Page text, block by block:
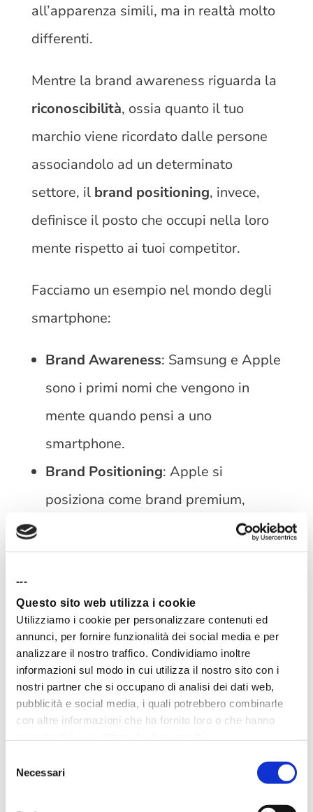
---
Questo sito web utilizza i cookie
Utilizziamo i cookie per personalizzare contenuti ed
annunci, per fornire funzionalità dei social media e per
analizzare il nostro traffico. Condividiamo inoltre
informazioni sul modo in cui utilizza il nostro sito con i
nostri partner che si occupano di analisi dei dati web,
pubblicità e social media, i quali potrebbero combinarle
con altre informazioni che ha fornito loro o che hanno
delNecessari
all’apparenza simili, ma in realtà molto
differenti.
Mentre la brand awareness riguarda la
riconoscibilità, ossia quanto il tuo
marchio viene ricordato dalle persone
associandolo ad un determinato
settore, il brand positioning, invece,
definisce il posto che occupi nella loro
mente rispetto ai tuoi competitor.
Facciamo un esempio nel mondo degli
smartphone:
Brand Awareness: Samsung e Apple
sono i primi nomi che vengono in
mente quando pensi a uno
smartphone.
Brand Positioning: Apple si
posiziona come brand premium,
accessibile.
Ciò non significa che realmente lo
siano, ma nella mente delle persone i
due brand sono posizionati in modo
differente.
Per rendere ancora più chiaro il
auto elettriche.